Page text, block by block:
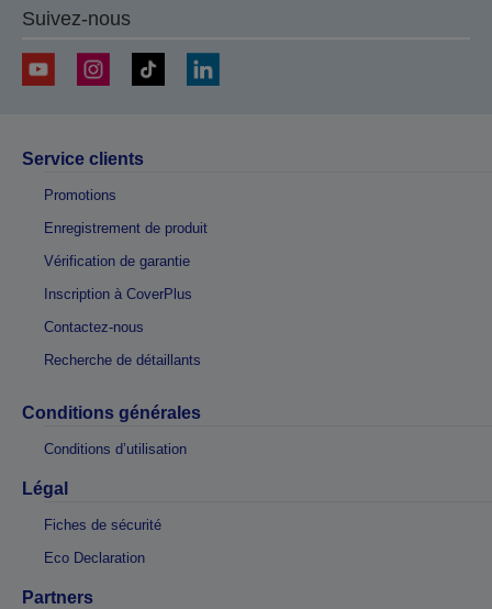
Suivez-nous
Service clients
Promotions
Enregistrement de produit
Vérification de garantie
Inscription à CoverPlus
Contactez-nous
Recherche de détaillants
Conditions générales
Conditions d’utilisation
Légal
Fiches de sécurité
Eco Declaration
Partners